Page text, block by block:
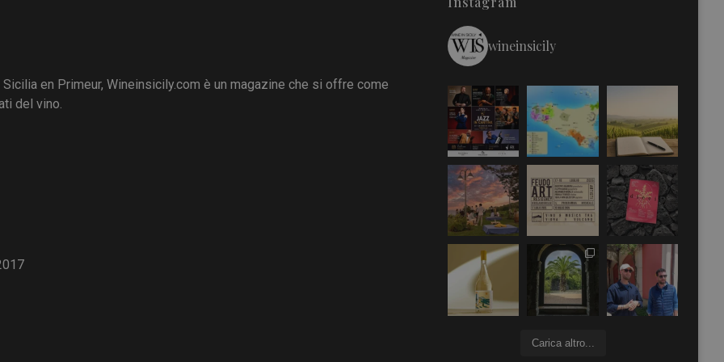
en Primeur, Wineinsicily.com è un magazine che si offre come
del vino.
wineinsicily
Carica altro...